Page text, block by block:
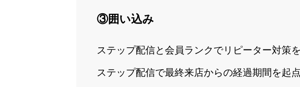
③囲い込み
ステップ配信と会員ランクでリピーター対策を
ステップ配信で最終来店からの経過期間を起